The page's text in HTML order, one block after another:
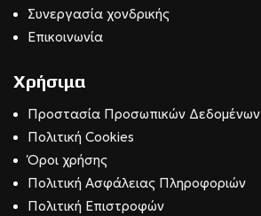
Συνεργασία χονδρικής
Επικοινωνία
Χρήσιμα
Προστασία Προσωπικών Δεδομένων
Πολιτική Cookies
Όροι χρήσης
Πολιτική Ασφάλειας Πληροφοριών
Πολιτική Επιστροφών